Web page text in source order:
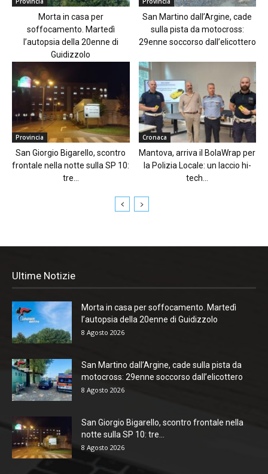
Morta in casa per
soffocamento. Martedì
l’autopsia della 20enne di
Guidizzolo
San Martino dall’Argine, cade
sulla pista da motocross:
29enne soccorso dall’elicottero
Provincia
San Giorgio Bigarello, scontro
frontale nella notte sulla SP 10:
tre...
Cronaca
Mantova, arriva il BolaWrap per
la Polizia Locale: un laccio hi-
tech...
Ultime Notizie
Morta in casa per soffocamento. Martedì
l’autopsia della 20enne di Guidizzolo
8 Agosto 2026
San Martino dall’Argine, cade sulla pista da
motocross: 29enne soccorso dall’elicottero
8 Agosto 2026
San Giorgio Bigarello, scontro frontale nella
notte sulla SP 10: tre...
8 Agosto 2026